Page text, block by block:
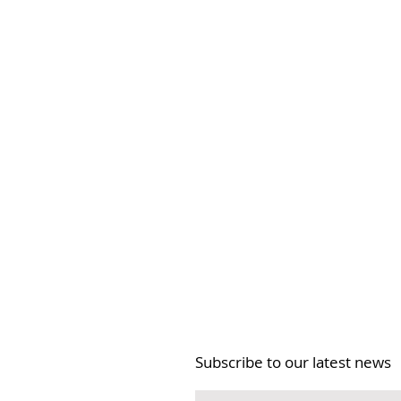
Subscribe to our latest news